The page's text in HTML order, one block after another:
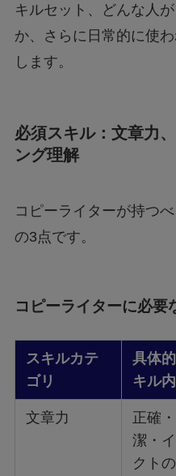
キルセット、どんな人
か、さらに日常的に使
します。
必須スキル：文章力
ング理解
コピーライターが持つ
の3点です。
コピーライターに必要
スキルカテ
ゴリ
具体
キル
文章力
正確
潔・
クト